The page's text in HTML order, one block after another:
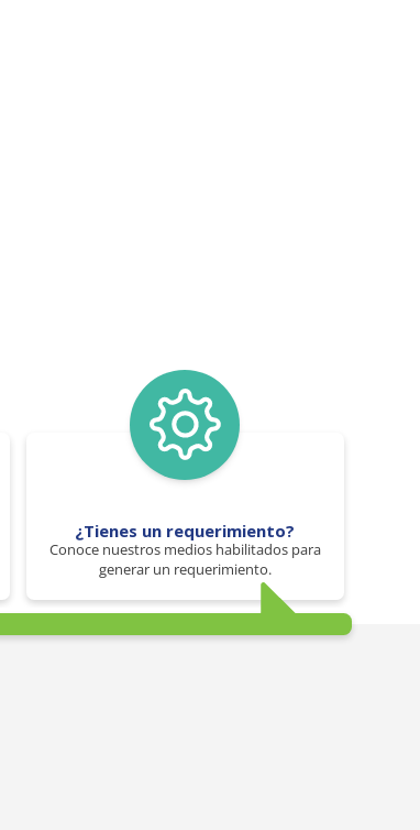
¿Tienes un requerimiento?
Conoce nuestros medios habilitados para
generar un requerimiento.